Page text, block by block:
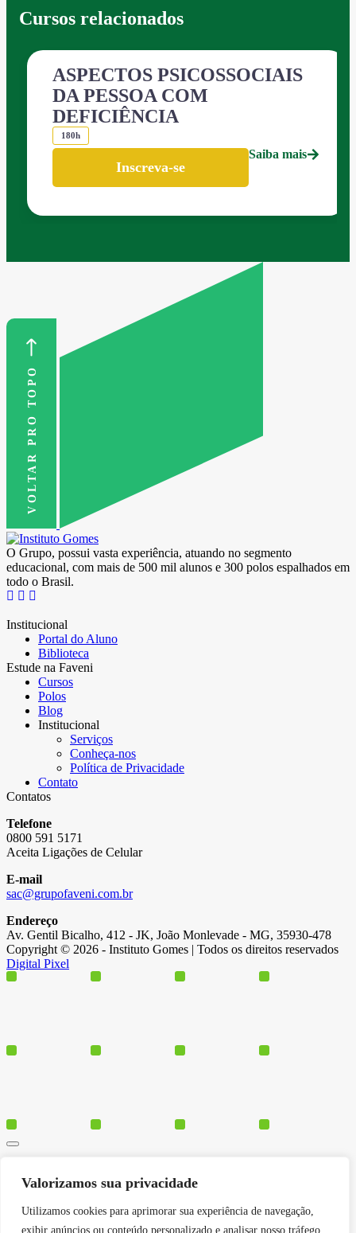
Valorizamos sua privacidade
Utilizamos cookies para aprimorar sua experiência de navegação,
exibir anúncios ou conteúdo personalizado e analisar nosso tráfego.
Cursos relacionados
ASPECTOS PSICOSSOCIAIS
DA PESSOA COM
DEFICIÊNCIA
180h
Inscreva-se
Saiba mais
VOLTAR PRO TOPO
O Grupo, possui vasta experiência, atuando no segmento
educacional, com mais de 500 mil alunos e 300 polos espalhados em
todo o Brasil.
Institucional
Portal do Aluno
Biblioteca
Estude na Faveni
Cursos
Polos
Blog
Institucional
Serviços
Conheça-nos
Política de Privacidade
Contato
Contatos
Telefone
0800 591 5171
Aceita Ligações de Celular
E-mail
sac@grupofaveni.com.br
Endereço
Av. Gentil Bicalho, 412 - JK, João Monlevade - MG, 35930-478
Copyright © 2026 - Instituto Gomes | Todos os direitos reservados
Digital Pixel
Polos
Institucional